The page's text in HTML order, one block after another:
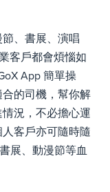
、書展、演唱
客戶都會煩惱如
App 簡單操
的司機，幫你解
況，不必擔心運
客戶亦可隨時隨
展、動漫節等血